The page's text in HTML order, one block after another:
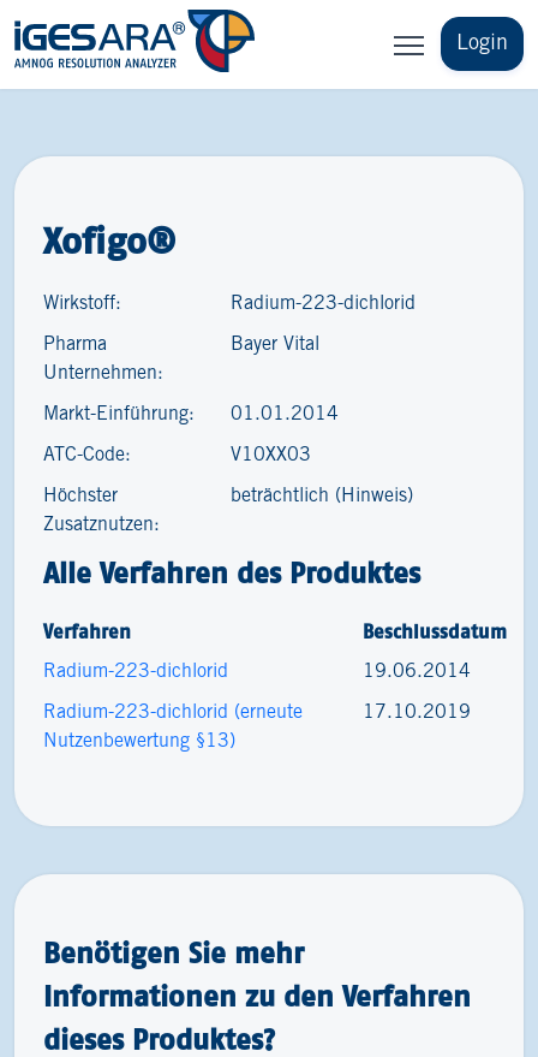
Login
Xofigo®
Wirkstoff: Radium-223-dichlorid
Pharma
Unternehmen:
Bayer Vital
Markt-Einführung: 01.01.2014
ATC-Code: V10XX03
Höchster
Zusatznutzen:
beträchtlich (Hinweis)
Alle Verfahren des Produktes
Verfahren Beschlussdatum
Radium-223-dichlorid 19.06.2014
Radium-223-dichlorid (erneute
Nutzenbewertung §13)
17.10.2019
Benötigen Sie mehr
Informationen zu den Verfahren
dieses Produktes?